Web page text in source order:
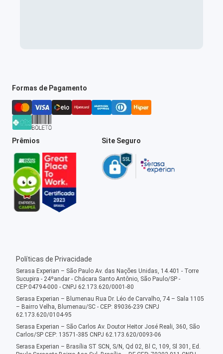
Formas de Pagamento
Prêmios Site Seguro
Políticas de Privacidade
Serasa Experian – São Paulo Av. das Nações Unidas, 14.401 - Torre
Sucupira - 24ºandar - Chácara Santo Antônio, São Paulo/SP -
CEP:04794-000 - CNPJ 62.173.620/0001-80
Serasa Experian – Blumenau Rua Dr. Léo de Carvalho, 74 – Sala 1105
– Bairro Velha, Blumenau/SC - CEP: 89036-239 CNPJ
62.173.620/0104-95
Serasa Experian – São Carlos Av. Doutor Heitor José Reali, 360, São
Carlos/SP CEP: 13571-385 CNPJ 62.173.620/0093-06
Serasa Experian – Brasília ST SCN, S/N, Qd 02, Bl C, 109, Sl 301, Ed.